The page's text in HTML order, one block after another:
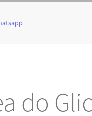
do